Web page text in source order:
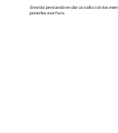
Si estás pensando en dar un salto con los
ponerles ese foco.